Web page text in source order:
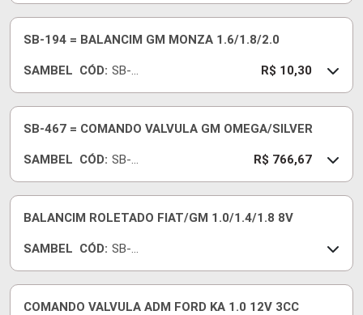
SB-194 = BALANCIM GM MONZA 1.6/1.8/2.0
SAMBEL CÓD: SB-
R$ 10,30
SB-467 = COMANDO VALVULA GM OMEGA/SILVER
SAMBEL CÓD: SB-
R$ 766,67
BALANCIM ROLETADO FIAT/GM 1.0/1.4/1.8 8V
SAMBEL CÓD: SB-
COMANDO VALVULA ADM FORD KA 1.0 12V 3CC